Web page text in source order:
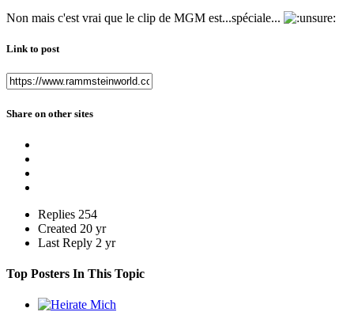
Non mais c'est vrai que le clip de MGM est...spéciale...
Link to post
Share on other sites
Replies 254
Created 20 yr
Last Reply 2 yr
Top Posters In This Topic